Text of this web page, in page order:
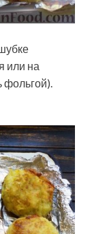
или на
фольгой).